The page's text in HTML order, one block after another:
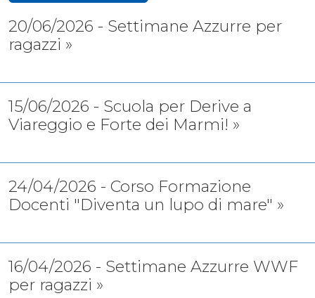
20/06/2026 - Settimane Azzurre per
ragazzi »
15/06/2026 - Scuola per Derive a
Viareggio e Forte dei Marmi! »
24/04/2026 - Corso Formazione
Docenti "Diventa un lupo di mare" »
16/04/2026 - Settimane Azzurre WWF
per ragazzi »